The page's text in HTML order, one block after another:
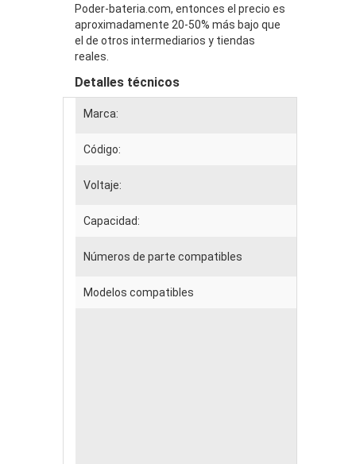
Poder-bateria.com, entonces el precio es
aproximadamente 20-50% más bajo que
el de otros intermediarios y tiendas
reales.
Detalles técnicos
Marca:
Código:
Voltaje:
Capacidad:
Números de parte compatibles
Modelos compatibles